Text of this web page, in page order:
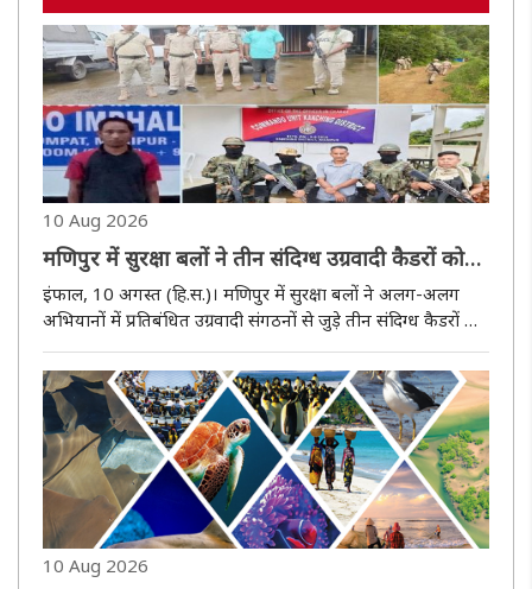
10 Aug 2026
मणिपुर में सुरक्षा बलों ने तीन संदिग्ध उग्रवादी कैडरों को
किया गिरफ्तार
इंफाल, 10 अगस्त (हि.स.)। मणिपुर में सुरक्षा बलों ने अलग-अलग
अभियानों में प्रतिबंधित उग्रवादी संगठनों से जुड़े तीन संदिग्ध कैडरों को
काकचिंग थाना क्षेत्र के अंतर्गत नोंगजुबी चांगफाम के ..
10 Aug 2026